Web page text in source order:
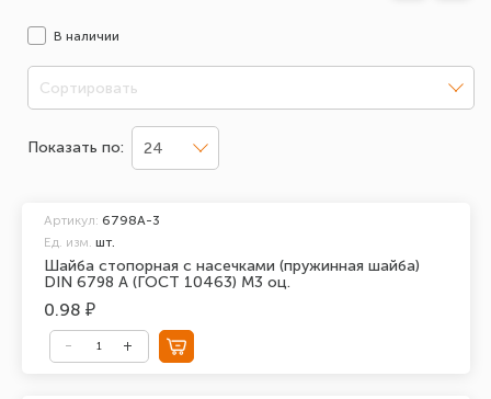
В наличии
Сортировать
Показать по: 24
Шайба стопорная с насечками (пружинная шайба)
DIN 6798 A (ГОСТ 10463) М3 оц.
Артикул: 6798A-3
Ед. изм. шт.
0.98 ₽